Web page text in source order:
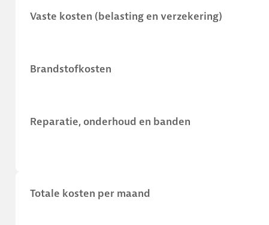
Vaste kosten (belasting en verzekering)
Brandstofkosten
Reparatie, onderhoud en banden
Totale kosten per maand